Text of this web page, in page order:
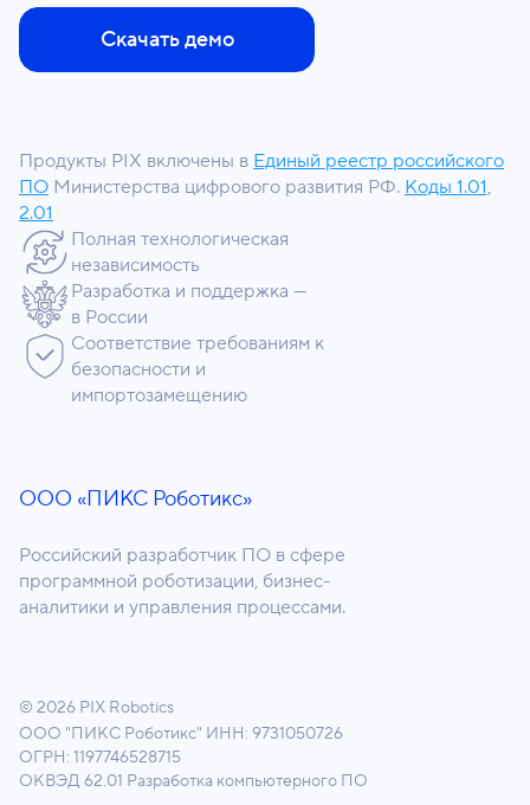
ООО «ПИКС Роботикс»
Российский разработчик ПО в сфере
программной роботизации, бизнес-
аналитики и управления процессами.
Скачать демо
Продукты PIX включены в Единый реестр российского
ПО Министерства цифрового развития РФ. Коды 1.01,
2.01
Полная технологическая
независимость
Разработка и поддержка —
в России
Соответствие требованиям к
безопасности и
импортозамещению
© 2026 PIX Robotics
ООО "ПИКС Роботикс" ИНН: 9731050726
ОГРН: 1197746528715
ОКВЭД 62.01 Разработка компьютерного ПО